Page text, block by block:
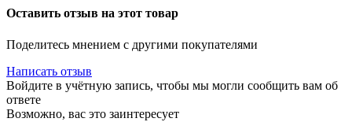
Оставить отзыв на этот товар
Поделитесь мнением с другими покупателями
Написать отзыв
Войдите в учётную запись, чтобы мы могли сообщить вам об
ответе
Возможно, вас это заинтересует